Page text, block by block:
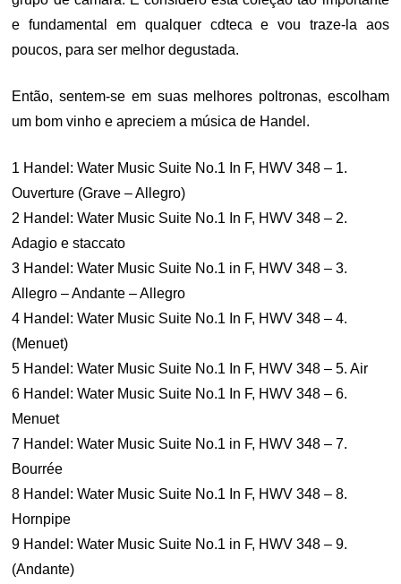
e fundamental em qualquer cdteca e vou traze-la aos
poucos, para ser melhor degustada.
Então, sentem-se em suas melhores poltronas, escolham
um bom vinho e apreciem a música de Handel.
1 Handel: Water Music Suite No.1 In F, HWV 348 – 1.
Ouverture (Grave – Allegro)
2 Handel: Water Music Suite No.1 In F, HWV 348 – 2.
Adagio e staccato
3 Handel: Water Music Suite No.1 in F, HWV 348 – 3.
Allegro – Andante – Allegro
4 Handel: Water Music Suite No.1 In F, HWV 348 – 4.
(Menuet)
5 Handel: Water Music Suite No.1 In F, HWV 348 – 5. Air
6 Handel: Water Music Suite No.1 In F, HWV 348 – 6.
Menuet
7 Handel: Water Music Suite No.1 in F, HWV 348 – 7.
Bourrée
8 Handel: Water Music Suite No.1 In F, HWV 348 – 8.
Hornpipe
9 Handel: Water Music Suite No.1 in F, HWV 348 – 9.
(Andante)